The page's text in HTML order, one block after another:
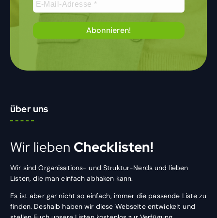
über uns
Wir lieben Checklisten!
Wir sind Organisations- und Struktur-Nerds und lieben
Listen, die man einfach abhaken kann.
Es ist aber gar nicht so einfach, immer die passende Liste zu
finden. Deshalb haben wir diese Webseite entwickelt und